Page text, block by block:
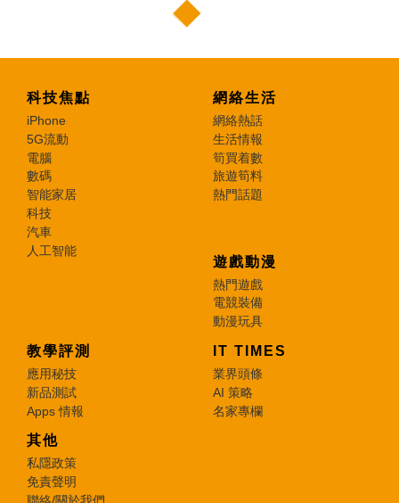
科技焦點
iPhone
5G流動
電腦
數碼
智能家居
科技
汽車
人工智能
網絡生活
網絡熱話
生活情報
筍買着數
旅遊筍料
熱門話題
遊戲動漫
熱門遊戲
電競裝備
動漫玩具
教學評測
應用秘技
新品測試
Apps 情報
IT TIMES
業界頭條
AI 策略
名家專欄
其他
私隱政策
免責聲明